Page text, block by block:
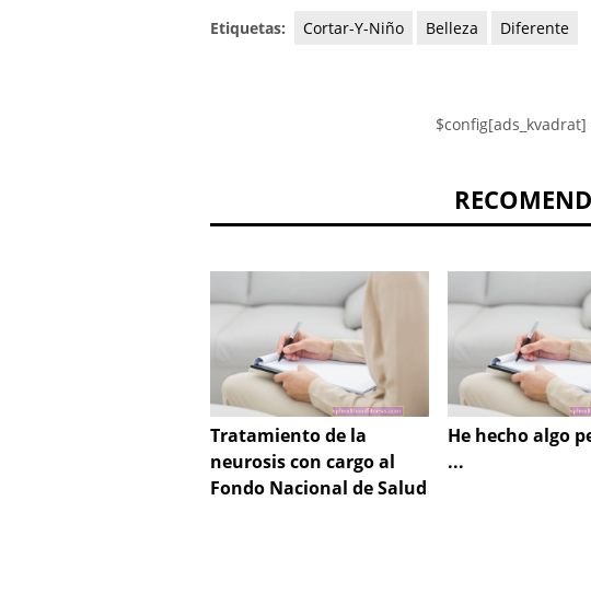
Etiquetas: Cortar-Y-Niño Belleza Diferente
Tratamiento de la
neurosis con cargo al
Fondo Nacional de Salud
He hecho algo
...